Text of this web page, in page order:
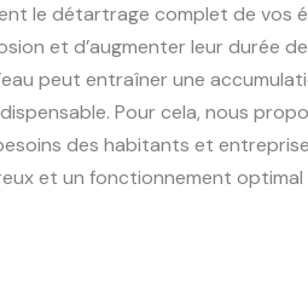
le détartrage complet de vos
et d’augmenter leur durée de
peut entraîner une
Pour cela, nous
des habitants et
et un fonctionnement optimal